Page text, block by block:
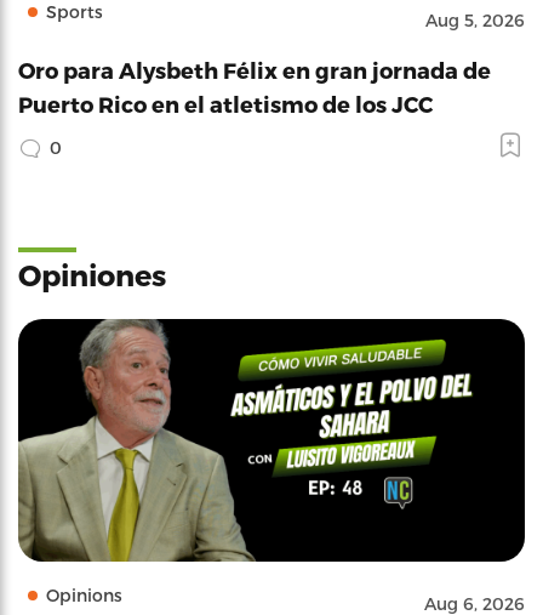
Sports Aug 5, 2026
Oro para Alysbeth Félix en gran jornada de
Puerto Rico en el atletismo de los JCC
0
Opiniones
Opinions Aug 6, 2026